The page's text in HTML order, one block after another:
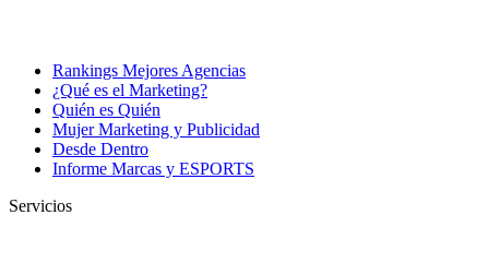
Rankings Mejores Agencias
¿Qué es el Marketing?
Quién es Quién
Mujer Marketing y Publicidad
Desde Dentro
Informe Marcas y ESPORTS
Servicios